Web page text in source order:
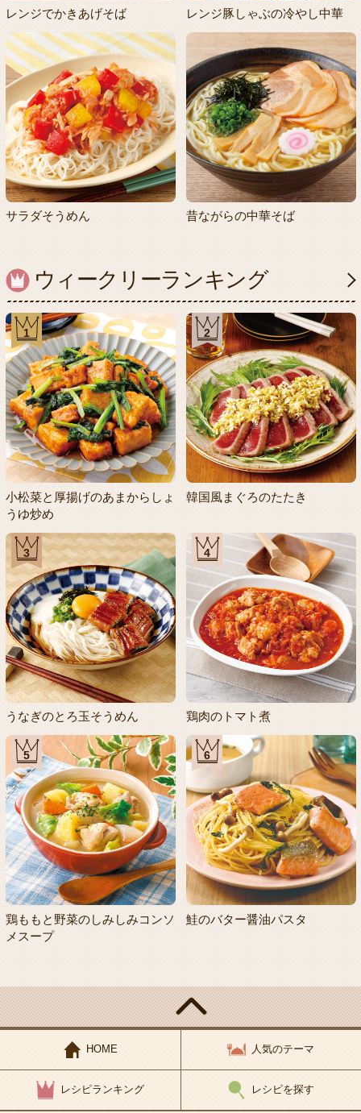
レンジでかきあげそば レンジ豚しゃぶの冷やし中華
サラダそうめん 昔ながらの中華そば
ウィークリーランキング
1
小松菜と厚揚げのあまからしょ
うゆ炒め
2
韓国風まぐろのたたき
3
うなぎのとろ玉そうめん
4
鶏肉のトマト煮
5
鶏ももと野菜のしみしみコンソ
メスープ
6
鮭のバター醤油パスタ
HOME 人気のテーマ
レシピランキング レシピを探す